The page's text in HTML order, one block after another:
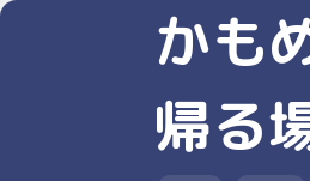
かも
帰る